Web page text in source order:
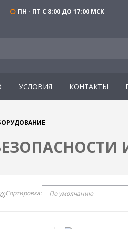
ПН - ПТ С 8:00 ДО 17:00 МСК
УСЛОВИЯ КОНТАКТЫ
Сортировка: